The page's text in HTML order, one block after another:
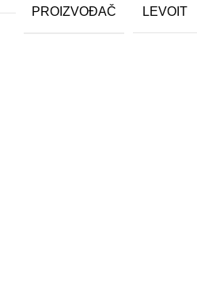
PROIZVOĐAČ LEVOIT